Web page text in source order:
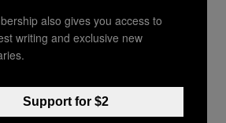
comida
dietas
Food mito Munchies vegeta
also gives you access to
writing and exclusive new
Support for $2